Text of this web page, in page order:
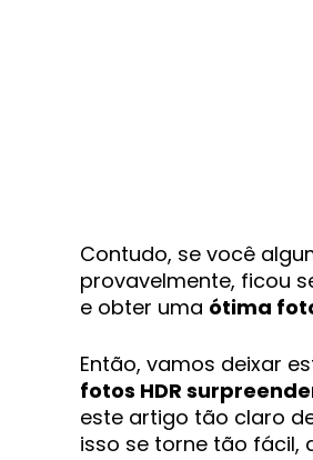
Contudo, se você
provavelmente, ficou
e obter uma ótima
Então, vamos deixar
fotos HDR
este artigo tão claro
isso se torne tão fácil,